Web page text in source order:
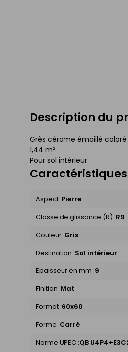
Description du
Grès cérame émaillé coloré
1,44 m².
Pour sol intérieur.
Aspect :Pierre
Classe de glissance (R) :R9
Couleur :Gris
Destination :Sol intérieur
Epaisseur en mm :9
Finition :Mat
Format :60x60
Forme :Carré
Norme UPEC :QB